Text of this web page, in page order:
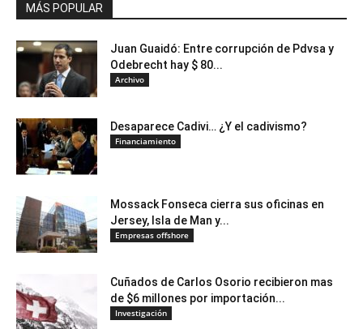
MÁS POPULAR
Juan Guaidó: Entre corrupción de Pdvsa y
Odebrecht hay $ 80...
Archivo
Desaparece Cadivi… ¿Y el cadivismo?
Financiamiento
Mossack Fonseca cierra sus oficinas en
Jersey, Isla de Man y...
Empresas offshore
Cuñados de Carlos Osorio recibieron mas
de $6 millones por importación...
Investigación